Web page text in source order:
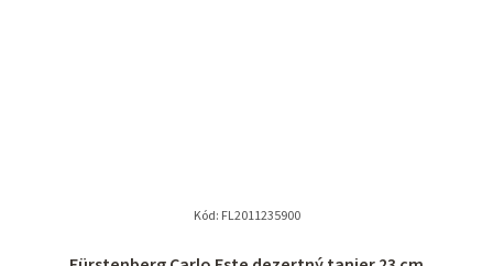
Kód: FL2011235900